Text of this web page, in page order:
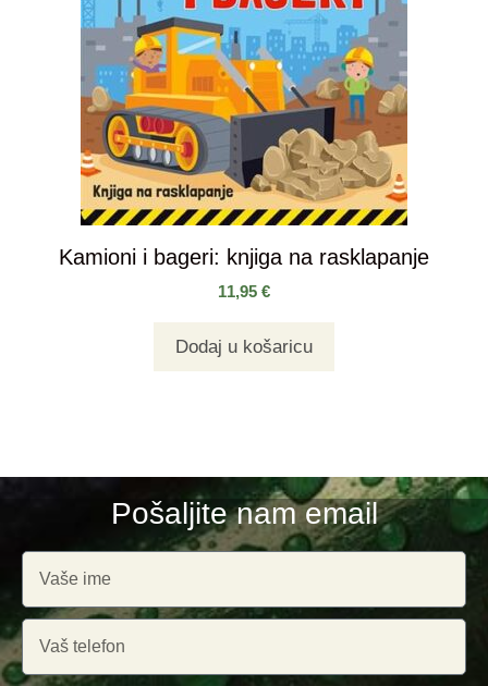
Kamioni i bageri: knjiga na rasklapanje
11,95 €
Dodaj u košaricu
Pošaljite nam email